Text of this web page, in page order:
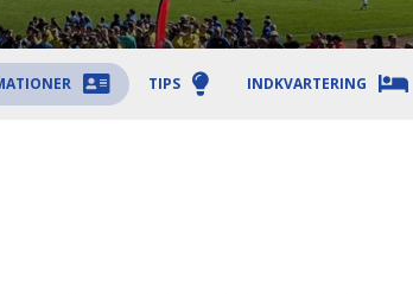
TIPS INDKVARTERING